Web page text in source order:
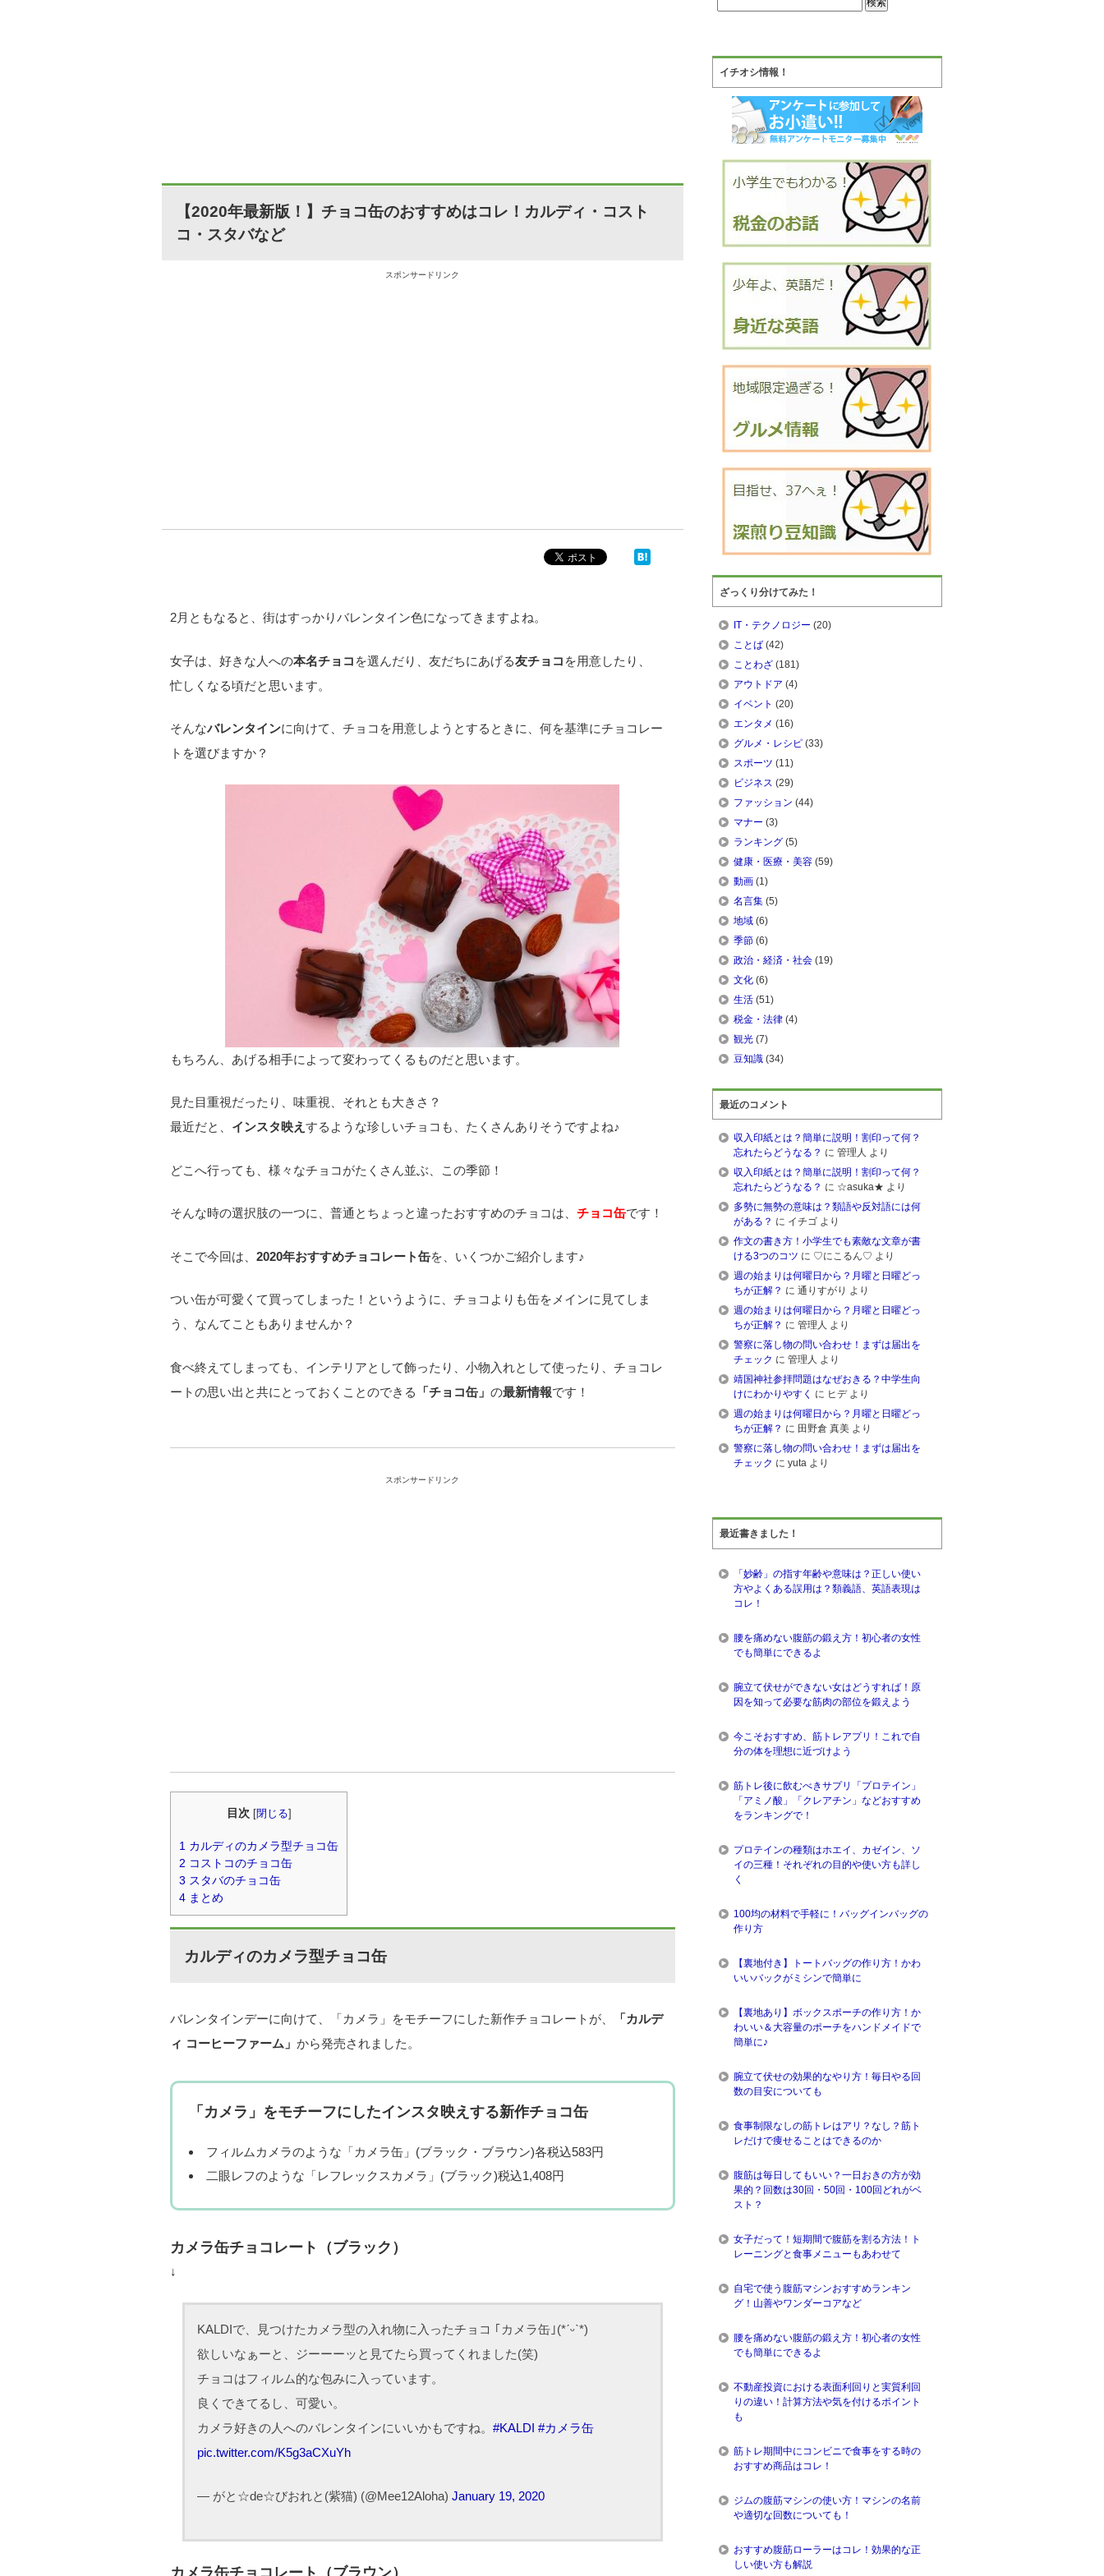
【2020年最新版！】チョコ缶のおすすめはコレ！カルディ・コスト
コ・スタバなど
スポンサードリンク
2月ともなると、街はすっかりバレンタイン色になってきますよね。
女子は、好きな人への本名チョコ を選んだり、友だちにあげる友チョコ を用意したり、
忙しくなる頃だと思います。
そんなバレンタインに向けて、チョコを用意しようとするときに、何を基準にチョコレー
トを選びますか？
もちろん、あげる相手によって変わってくるものだと思います。
見た目重視だったり、味重視、それとも大きさ？
最近だと、 インスタ映え するような珍しいチョコも、たくさんありそうですよね♪
どこへ行っても、様々なチョコがたくさん並ぶ、この季節！
そんな時の選択肢の一つに、普通とちょっと違ったおすすめのチョコは、 チョコ缶です！
そこで今回は、 2020年おすすめチョコレート缶を、いくつかご紹介します♪
つい缶が可愛くて買ってしまった！というように、チョコよりも缶をメインに見てしま
う、なんてこともありませんか？
食べ終えてしまっても、インテリアとして飾ったり、小物入れとして使ったり、チョコレ
ートの思い出と共にとっておくことのできる
「チョコ缶」 の最新情報です！
スポンサードリンク
目次 [閉じる]
1 カルディのカメラ型チョコ缶
2 コストコのチョコ缶
3 スタバのチョコ缶
4 まとめ
カルディのカメラ型チョコ缶
バレンタインデーに向けて、「カメラ」をモチーフにした新作チョコレートが、
「カルデ
ィ コーヒーファーム」 から発売されました。
「カメラ」をモチーフにしたインスタ映えする新作チョコ缶
フィルムカメラのような「カメラ缶」(ブラック・ブラウン)各税込583円
二眼レフのような「レフレックスカメラ」(ブラック)税込1,408円
カメラ缶チョコレート（ブラック）
↓
KALDIで、見つけたカメラ型の入れ物に入ったチョコ ｢カメラ缶｣(*ˊᵕˋ*)
欲しいなぁーと、ジーーーッと見てたら買ってくれました(笑)
チョコはフィルム的な包みに入っています。
良くできてるし、可愛い。
カメラ好きの人へのバレンタインにいいかもですね。 #KALDI #カメラ缶
pic.twitter.com/K5g3aCXuYh
— がと☆de☆びおれと(紫猫) (@Mee12Aloha) January 19, 2020
カメラ缶チョコレート（ブラウン）
イチオシ情報！
ざっくり分けてみた！
IT・テクノロジー (20)
ことば(42)
ことわざ(181)
アウトドア (4)
イベント (20)
エンタメ (16)
グルメ・レシピ(33)
スポーツ (11)
ビジネス (29)
ファッション (44)
マナー (3)
ランキング(5)
健康・医療・美容(59)
動画(1)
名言集(5)
地域(6)
季節(6)
政治・経済・社会(19)
文化(6)
生活(51)
税金・法律(4)
観光(7)
豆知識(34)
最近のコメント
収入印紙とは？簡単に説明！割印って何？
忘れたらどうなる？ に 管理人 より
収入印紙とは？簡単に説明！割印って何？
忘れたらどうなる？ に ☆asuka★ より
多勢に無勢の意味は？類語や反対語には何
がある？ に イチゴ より
作文の書き方！小学生でも素敵な文章が書
ける3つのコツ に ♡にこるん♡ より
週の始まりは何曜日から？月曜と日曜どっ
ちが正解？ に 通りすがり より
週の始まりは何曜日から？月曜と日曜どっ
ちが正解？ に 管理人 より
警察に落し物の問い合わせ！まずは届出を
チェック に 管理人 より
靖国神社参拝問題はなぜおきる？中学生向
けにわかりやすく に ヒデ より
週の始まりは何曜日から？月曜と日曜どっ
ちが正解？ に 田野倉 真美 より
警察に落し物の問い合わせ！まずは届出を
チェック に yuta より
最近書きました！
「妙齢」の指す年齢や意味は？正しい使い
方やよくある誤用は？類義語、英語表現は
コレ！
腰を痛めない腹筋の鍛え方！初心者の女性
でも簡単にできるよ
腕立て伏せができない女はどうすれば！原
因を知って必要な筋肉の部位を鍛えよう
今こそおすすめ、筋トレアプリ！これで自
分の体を理想に近づけよう
筋トレ後に飲むべきサプリ「プロテイン」
「アミノ酸」「クレアチン」などおすすめ
をランキングで！
プロテインの種類はホエイ、カゼイン、ソ
イの三種！それぞれの目的や使い方も詳し
く
100均の材料で手軽に！バッグインバッグの
作り方
【裏地付き】トートバッグの作り方！かわ
いいバックがミシンで簡単に
【裏地あり】ボックスポーチの作り方！か
わいい＆大容量のポーチをハンドメイドで
簡単に♪
腕立て伏せの効果的なやり方！毎日やる回
数の目安についても
食事制限なしの筋トレはアリ？なし？筋ト
レだけで痩せることはできるのか
腹筋は毎日してもいい？一日おきの方が効
果的？回数は30回・50回・100回どれがベ
スト？
女子だって！短期間で腹筋を割る方法！ト
レーニングと食事メニューもあわせて
自宅で使う腹筋マシンおすすめランキン
グ！山善やワンダーコアなど
腰を痛めない腹筋の鍛え方！初心者の女性
でも簡単にできるよ
不動産投資における表面利回りと実質利回
りの違い！計算方法や気を付けるポイント
も
筋トレ期間中にコンビニで食事をする時の
おすすめ商品はコレ！
ジムの腹筋マシンの使い方！マシンの名前
や適切な回数についても！
おすすめ腹筋ローラーはコレ！効果的な正
しい使い方も解説